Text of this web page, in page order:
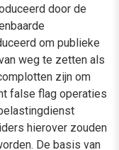
door de
om publieke
weg te zetten als
zijn om
false flag operaties
hierover zouden
De basis van